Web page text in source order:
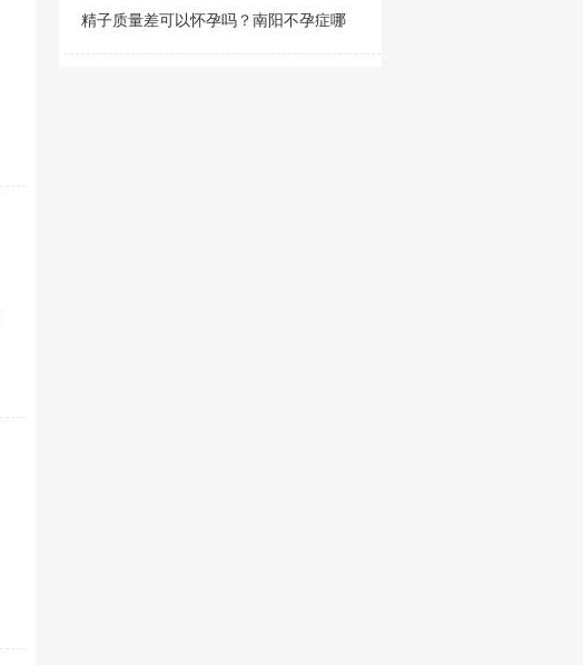
精子质量差可以怀孕吗？南阳不孕症哪